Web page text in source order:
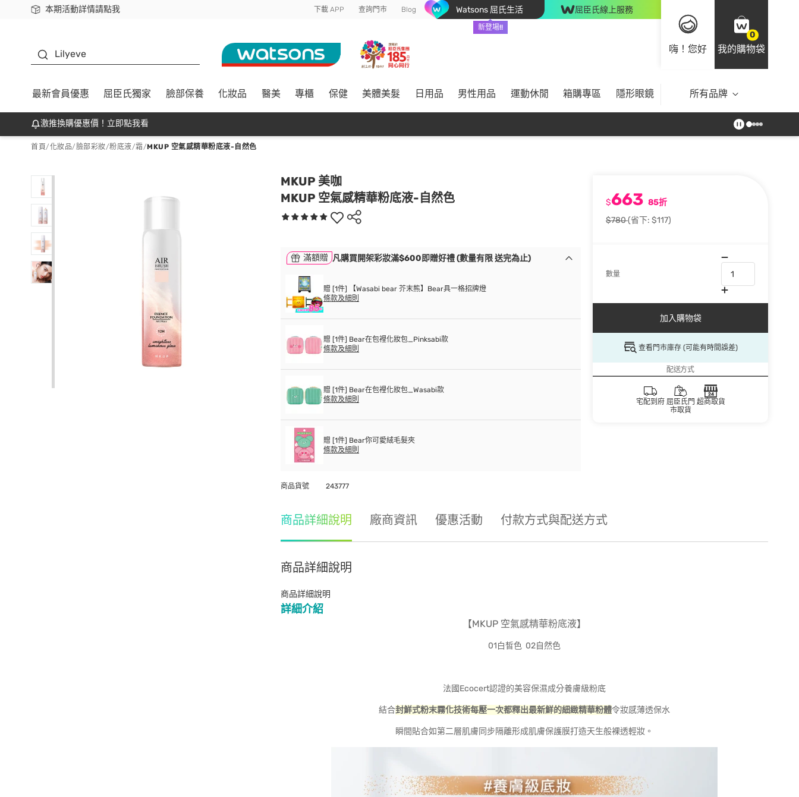
本期活動詳情請點我
下載app最高回饋$350 下載 APP 查詢門市 Blog Watsons 屈氏生活
新登場!!
屈臣氏線上服務
嗨！您好
0
我的購物袋
Lilyeve
最新會員優惠 屈臣氏獨家 臉部保養 化妝品 醫美 專櫃 保健 美體美髮 日用品 男性用品 運動休閒 箱購專區 隱形眼鏡 所有品牌
激推換購優惠價！立即點我看
首頁/化妝品/臉部彩妝/粉底液/霜/MKUP 空氣感精華粉底液-自然色
MKUP 美咖
MKUP 空氣感精華粉底液-自然色
$663 85折
$780(省下: $117)
數量
加入購物袋
查看門市庫存 (可能有時間誤差)
配送方式
宅配到府 屈臣氏門
市取貨
超商取貨
滿額贈 凡購買開架彩妝滿$600即贈好禮 (數量有限 送完為止)
贈 [1件] 【Wasabi bear 芥末熊】Bear具一格招牌燈
條款及細則
贈 [1件] Bear在包裡化妝包_Pinksabi款
條款及細則
贈 [1件] Bear在包裡化妝包_Wasabi款
條款及細則
贈 [1件] Bear你可愛絨毛髮夾
條款及細則
商品貨號 243777
商品詳細說明 廠商資訊 優惠活動 付款方式與配送方式
商品詳細說明
商品詳細說明
詳細介紹
【MKUP 空氣感精華粉底液】
01白皙色 02自然色
法國Ecocert認證的美容保濕成分養膚級粉底
結合封鮮式粉末霧化技術每壓一次都釋出最新鮮的細緻精華粉體令妝感薄透保水
瞬間貼合如第二層肌膚同步隔離形成肌膚保護膜打造天生般裸透輕妝。